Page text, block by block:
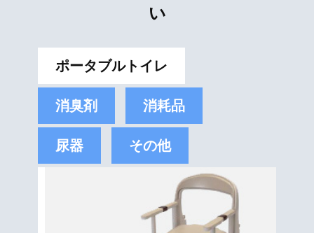
い
ポータブルトイレ
消臭剤 消耗品
尿器 その他